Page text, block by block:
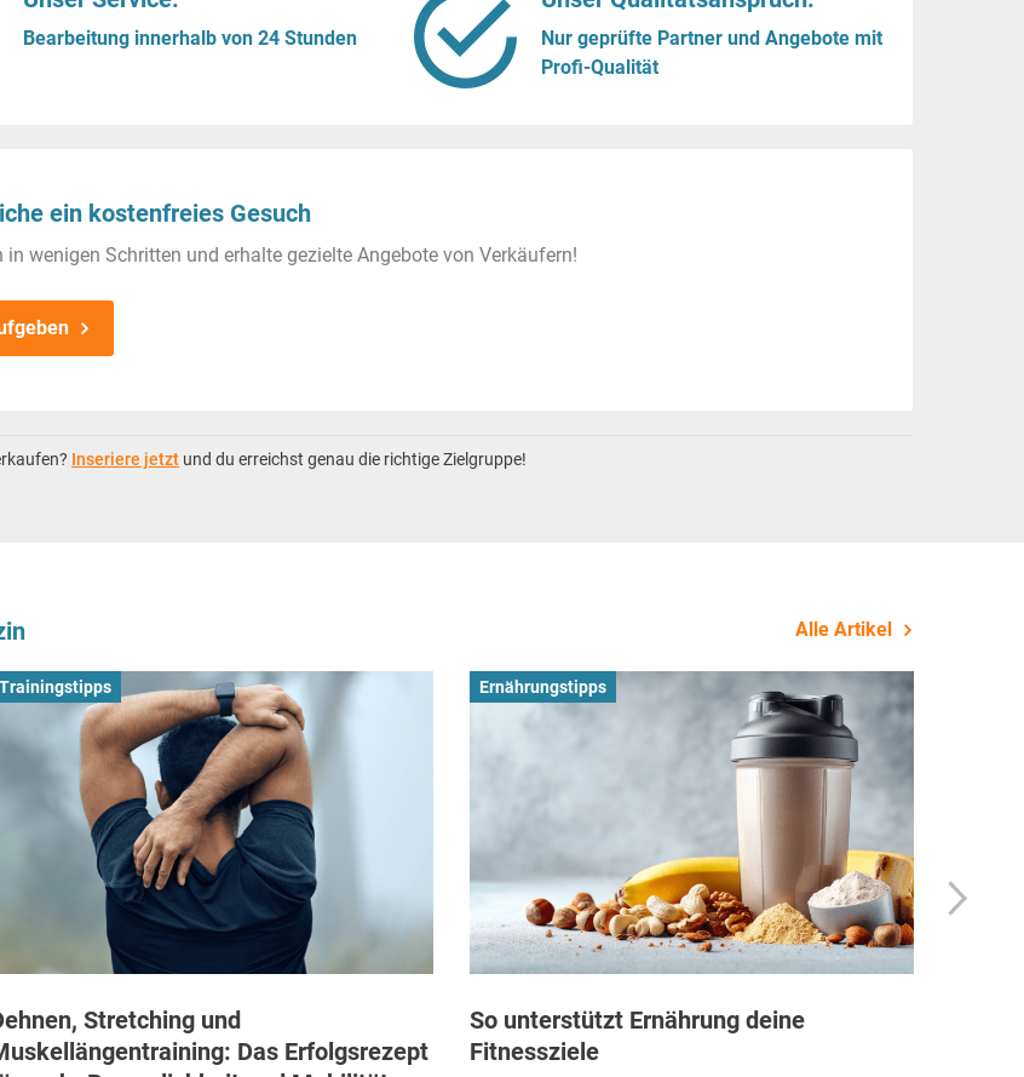
Bearbeitung innerhalb von 24 Stunden
Nur geprüfte Partner und Angebote mit
Profi-Qualität
ein kostenfreies Gesuch
in wenigen Schritten und erhalte gezielte Angebote von Verkäufern!
Inseriere jetzt und du erreichst genau die richtige Zielgruppe!
Alle Artikel
Trainingstipps
Stretching und
Das Erfolgsrezept
Ernährungstipps
So unterstützt Ernährung deine
Fitnessziele